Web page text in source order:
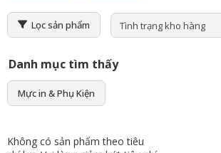
Lọc sản phẩm Tình trạng kho hàng
Danh mục tìm thấy
Mực in & Phụ Kiện
Không có sản phẩm theo tiêu